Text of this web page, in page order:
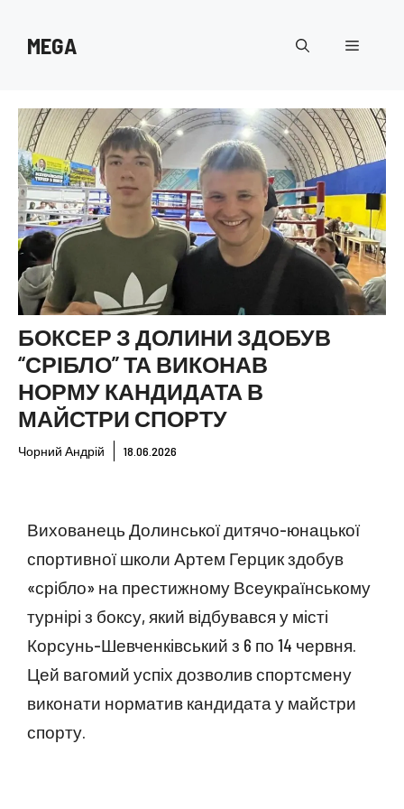
MEGA Меню
БОКСЕР З ДОЛИНИ ЗДОБУВ
“СРІБЛО” ТА ВИКОНАВ
НОРМУ КАНДИДАТА В
МАЙСТРИ СПОРТУ
Чорний Андрій 18.06.2026
Вихованець Долинської дитячо-юнацької
спортивної школи Артем Герцик здобув
«срібло» на престижному Всеукраїнському
турнірі з боксу, який відбувався у місті
Корсунь-Шевченківський з 6 по 14 червня.
Цей вагомий успіх дозволив спортсмену
виконати норматив кандидата у майстри
спорту.